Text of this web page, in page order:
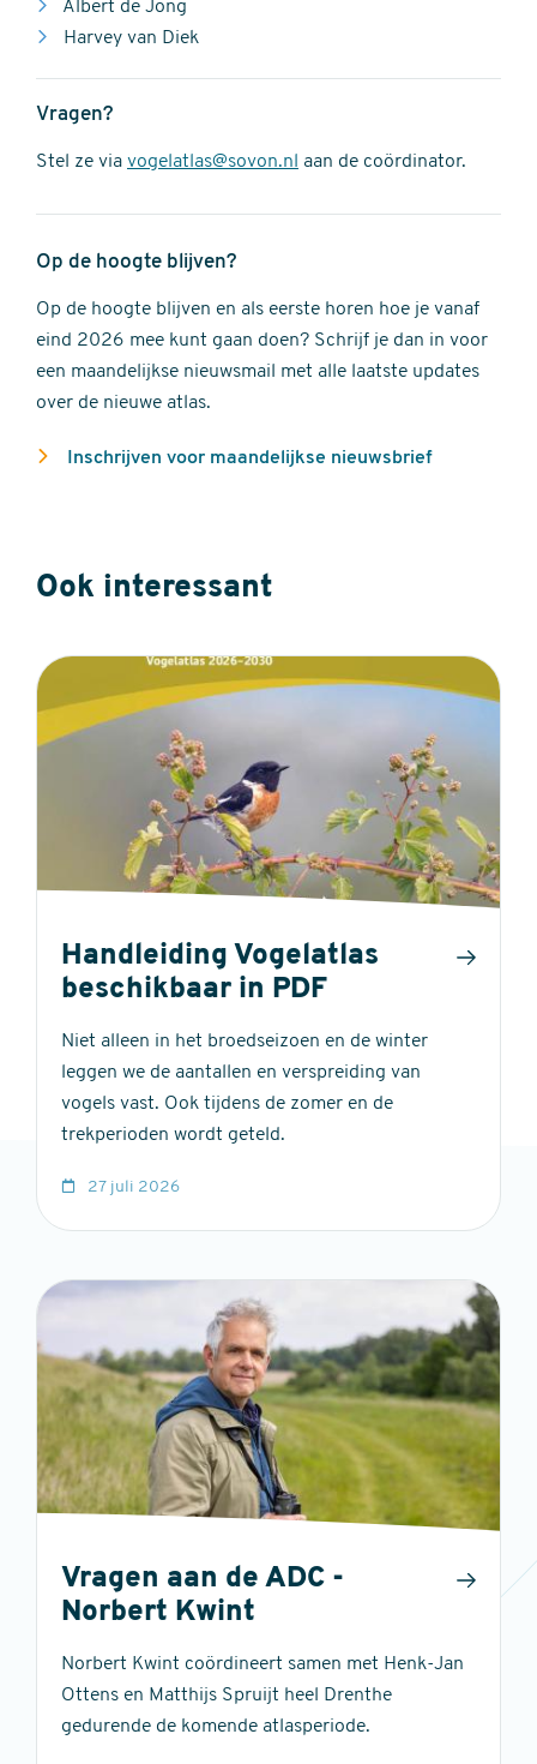
Albert de Jong
Harvey van Diek
Vragen?
Stel ze via vogelatlas@sovon.nl aan de coördinator.
Op de hoogte blijven?
Op de hoogte blijven en als eerste horen hoe je vanaf
eind 2026 mee kunt gaan doen? Schrijf je dan in voor
een maandelijkse nieuwsmail met alle laatste updates
over de nieuwe atlas.
Inschrijven voor maandelijkse nieuwsbrief
Ook interessant
Handleiding Vogelatlas
beschikbaar in PDF
Niet alleen in het broedseizoen en de winter
leggen we de aantallen en verspreiding van
vogels vast. Ook tijdens de zomer en de
trekperioden wordt geteld.
27 juli 2026
Vragen aan de ADC -
Norbert Kwint
Norbert Kwint coördineert samen met Henk-Jan
Ottens en Matthijs Spruijt heel Drenthe
gedurende de komende atlasperiode.